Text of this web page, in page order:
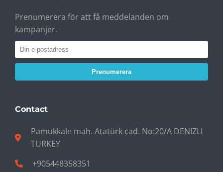
Prenumerera för att få meddelanden om
kampanjer.
Prenumerera
Contact
Pamukkale mah. Atatürk cad. No:20/A DENIZLI
TURKEY
+905448358351